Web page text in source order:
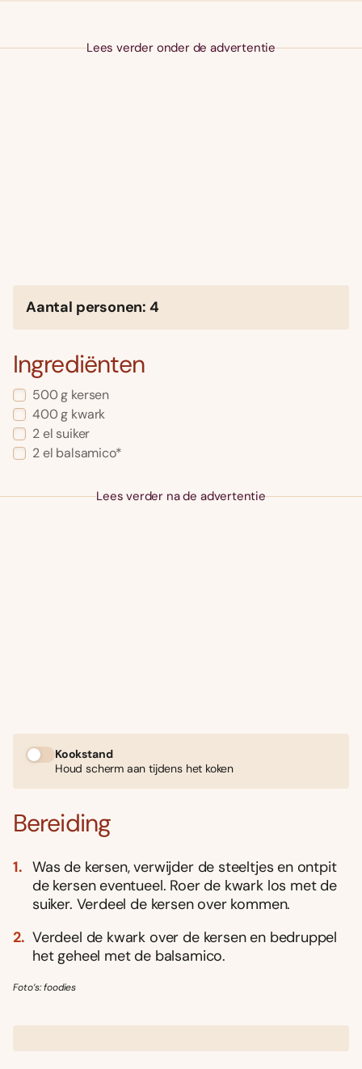
Lees verder onder de advertentie
Aantal personen: 4
Ingrediënten
500 g kersen
400 g kwark
2 el suiker
2 el balsamico*
Lees verder na de advertentie
Kookstand
Houd scherm aan tijdens het koken
Bereiding
Was de kersen, verwijder de steeltjes en ontpit
de kersen eventueel. Roer de kwark los met de
suiker. Verdeel de kersen over kommen.
Verdeel de kwark over de kersen en bedruppel
het geheel met de balsamico.
Foto’s: foodies